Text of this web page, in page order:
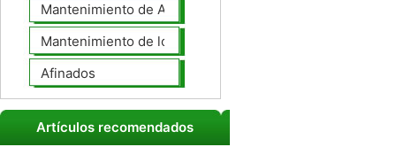
Mantenimiento de Automotores Profesional
Mantenimiento de los neumáticos
Afinados
Artículos recomendados